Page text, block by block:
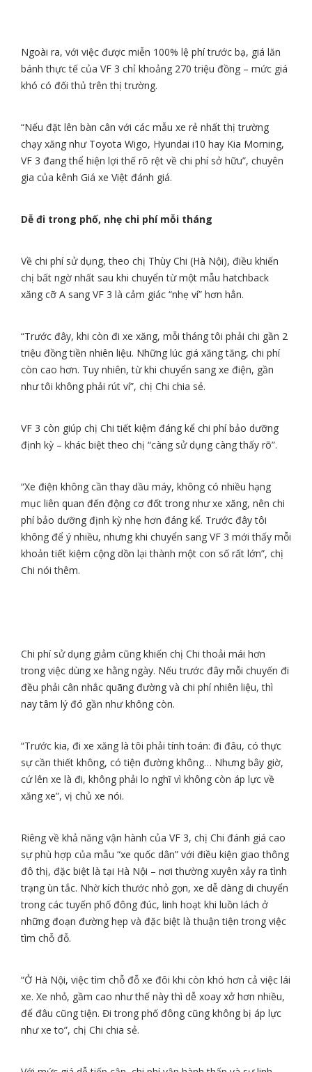
Ngoài ra, với việc được miễn 100% lệ phí trước bạ, giá lăn
bánh thực tế của VF 3 chỉ khoảng 270 triệu đồng – mức giá
khó có đối thủ trên thị trường.
“Nếu đặt lên bàn cân với các mẫu xe rẻ nhất thị trường
chạy xăng như Toyota Wigo, Hyundai i10 hay Kia Morning,
VF 3 đang thể hiện lợi thế rõ rệt về chi phí sở hữu”, chuyên
gia của kênh Giá xe Việt đánh giá.
Dễ đi trong phố, nhẹ chi phí mỗi tháng
Về chi phí sử dụng, theo chị Thùy Chi (Hà Nội), điều khiến
chị bất ngờ nhất sau khi chuyển từ một mẫu hatchback
xăng cỡ A sang VF 3 là cảm giác “nhẹ ví” hơn hẳn.
“Trước đây, khi còn đi xe xăng, mỗi tháng tôi phải chi gần 2
triệu đồng tiền nhiên liệu. Những lúc giá xăng tăng, chi phí
còn cao hơn. Tuy nhiên, từ khi chuyển sang xe điện, gần
như tôi không phải rút ví”, chị Chi chia sẻ.
VF 3 còn giúp chị Chi tiết kiệm đáng kể chi phí bảo dưỡng
định kỳ – khác biệt theo chị “càng sử dụng càng thấy rõ”.
“Xe điện không cần thay dầu máy, không có nhiều hạng
mục liên quan đến động cơ đốt trong như xe xăng, nên chi
phí bảo dưỡng định kỳ nhẹ hơn đáng kể. Trước đây tôi
không để ý nhiều, nhưng khi chuyển sang VF 3 mới thấy mỗi
khoản tiết kiệm cộng dồn lại thành một con số rất lớn”, chị
Chi nói thêm.
Chi phí sử dụng giảm cũng khiến chị Chi thoải mái hơn
trong việc dùng xe hằng ngày. Nếu trước đây mỗi chuyến đi
đều phải cân nhắc quãng đường và chi phí nhiên liệu, thì
nay tâm lý đó gần như không còn.
“Trước kia, đi xe xăng là tôi phải tính toán: đi đâu, có thực
sự cần thiết không, có tiện đường không… Nhưng bây giờ,
cứ lên xe là đi, không phải lo nghĩ vì không còn áp lực về
xăng xe”, vị chủ xe nói.
Riêng về khả năng vận hành của VF 3, chị Chi đánh giá cao
sự phù hợp của mẫu “xe quốc dân” với điều kiện giao thông
đô thị, đặc biệt là tại Hà Nội – nơi thường xuyên xảy ra tình
trạng ùn tắc. Nhờ kích thước nhỏ gọn, xe dễ dàng di chuyển
trong các tuyến phố đông đúc, linh hoạt khi luồn lách ở
những đoạn đường hẹp và đặc biệt là thuận tiện trong việc
tìm chỗ đỗ.
“Ở Hà Nội, việc tìm chỗ đỗ xe đôi khi còn khó hơn cả việc lái
xe. Xe nhỏ, gầm cao như thế này thì dễ xoay xở hơn nhiều,
để đâu cũng tiện. Đi trong phố đông cũng không bị áp lực
như xe to”, chị Chi chia sẻ.